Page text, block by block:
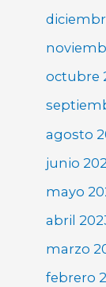
octubre
agosto
junio
mayo
abril
marzo
febrero